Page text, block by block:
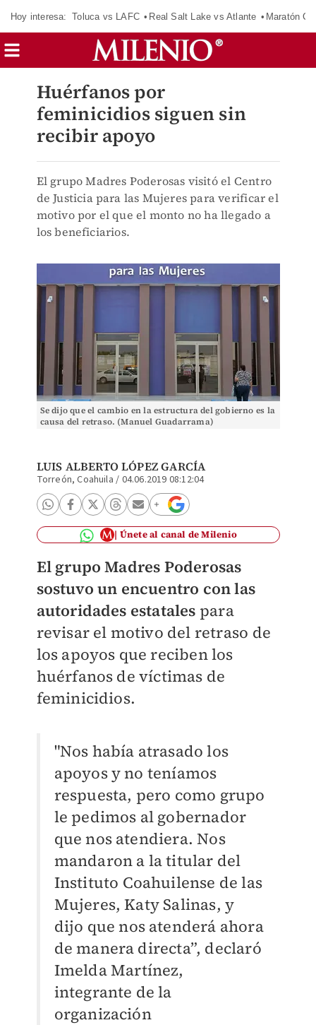
Hoy interesa: Toluca vs LAFC Real Salt Lake vs Atlante Maratón
Huérfanos por
feminicidios siguen sin
recibir apoyo
El grupo Madres Poderosas visitó el Centro
de Justicia para las Mujeres para verificar el
motivo por el que el monto no ha llegado a
los beneficiarios.
Se dijo que el cambio en la estructura del gobierno es la
causa del retraso. (Manuel Guadarrama)
LUIS ALBERTO LÓPEZ GARCÍA
Torreón, Coahuila / 04.06.2019 08:12:04
Únete al canal de Milenio
El grupo Madres Poderosas
sostuvo un encuentro con las
autoridades estatales para
revisar el motivo del retraso de
los apoyos que reciben los
huérfanos de víctimas de
feminicidios.
"Nos había atrasado los
apoyos y no teníamos
respuesta, pero como grupo
le pedimos al gobernador
que nos atendiera. Nos
mandaron a la titular del
Instituto Coahuilense de las
Mujeres, Katy Salinas, y
dijo que nos atenderá ahora
de manera directa”, declaró
Imelda Martínez,
integrante de la
organización